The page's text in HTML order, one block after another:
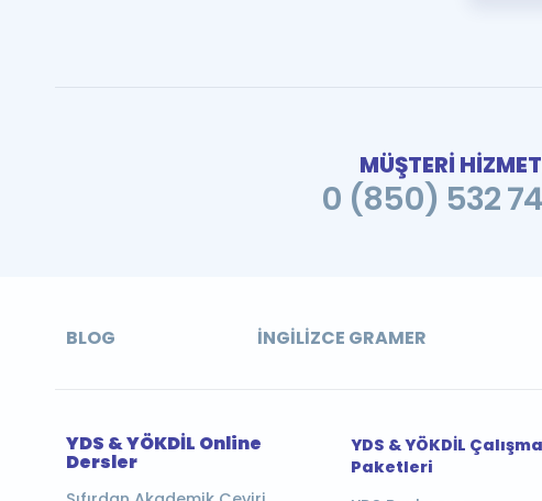
MÜŞTERİ
0 (850) 532
BLOG İNGILIZCE GRAMER
YDS & YÖKDİL Online
Dersler
YDS & YÖKDİL Çalışma
Paketleri